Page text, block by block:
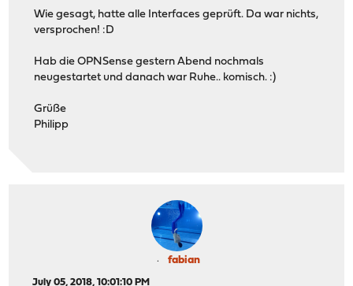
Wie gesagt, hatte alle Interfaces geprüft. Da war nichts,
versprochen! :D
Hab die OPNSense gestern Abend nochmals
neugestartet und danach war Ruhe.. komisch. :)
Grüße
Philipp
fabian
July 05, 2018, 10:01:10 PM